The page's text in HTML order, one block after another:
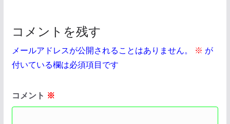
コメントを残す
メールアドレスが公開されることはありません。 ※ が
付いている欄は必須項目です
コメント ※